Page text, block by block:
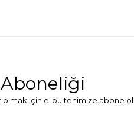
için e-bültenimize abone